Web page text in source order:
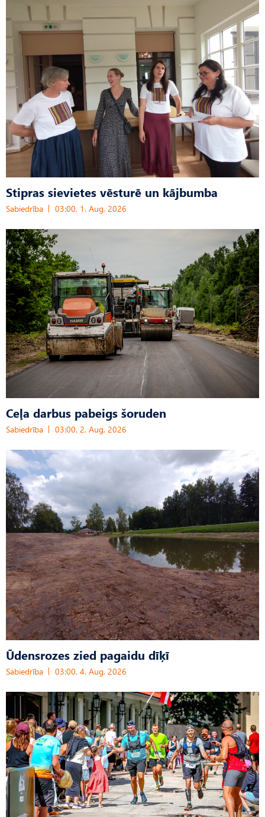
Stipras sievietes vēsturē un kājbumba
Sabiedrība 03:00, 1. Aug, 2026
Ceļa darbus pabeigs šoruden
Sabiedrība 03:00, 2. Aug, 2026
Ūdensrozes zied pagaidu dīķī
Sabiedrība 03:00, 4. Aug, 2026